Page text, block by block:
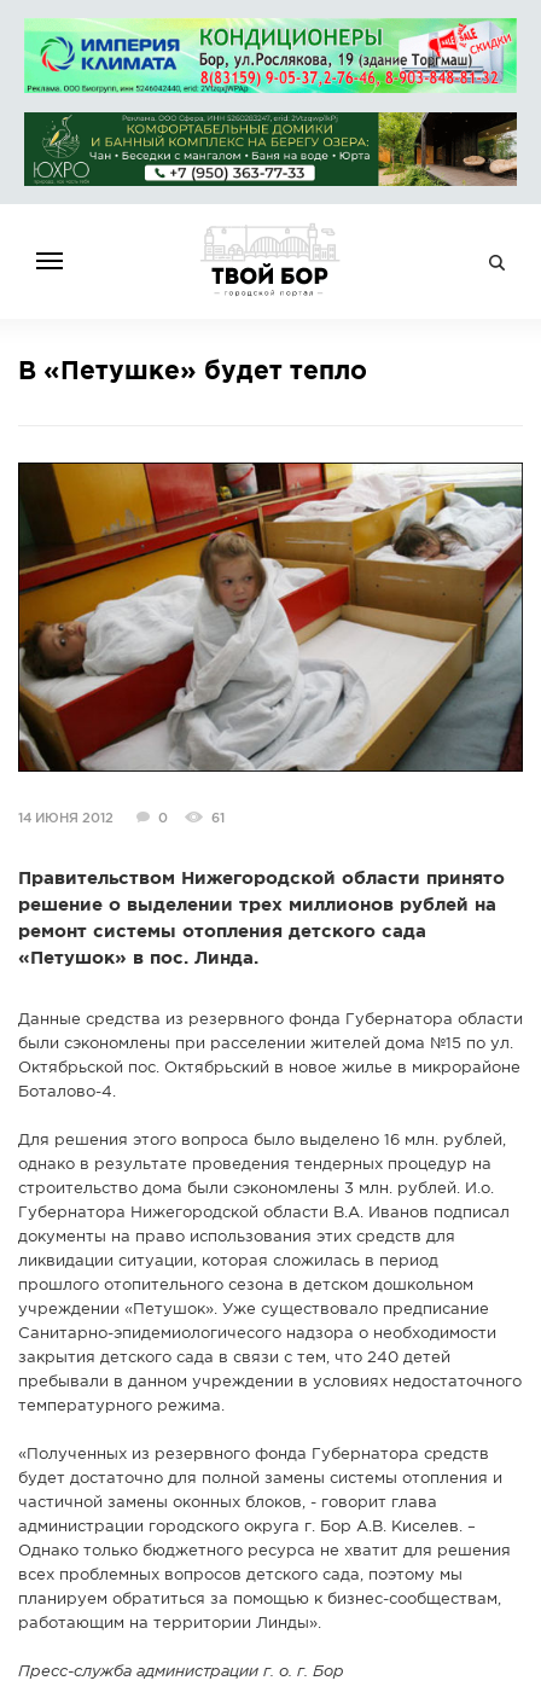
НОВОСТИ
РАБОТА
АФИША
СПРАВКА
КАМЕРЫ
КОНКУРСЫ
СТАТЬИ
ГОЛОСОВАНИЯ
ПРЕДЛОЖИТЬ НОВОСТЬ
В «Петушке» будет тепло
14 ИЮНЯ 2012 0 61
Правительством Нижегородской области принято
решение о выделении трех миллионов рублей на
ремонт системы отопления детского сада
«Петушок» в пос. Линда.
Данные средства из резервного фонда Губернатора области
были сэкономлены при расселении жителей дома №15 по ул.
Октябрьской пос. Октябрьский в новое жилье в микрорайоне
Боталово-4.
Для решения этого вопроса было выделено 16 млн. рублей,
однако в результате проведения тендерных процедур на
строительство дома были сэкономлены 3 млн. рублей. И.о.
Губернатора Нижегородской области В.А. Иванов подписал
документы на право использования этих средств для
ликвидации ситуации, которая сложилась в период
прошлого отопительного сезона в детском дошкольном
учреждении «Петушок». Уже существовало предписание
Санитарно-эпидемиологичесого надзора о необходимости
закрытия детского сада в связи с тем, что 240 детей
пребывали в данном учреждении в условиях недостаточного
температурного режима.
«Полученных из резервного фонда Губернатора средств
будет достаточно для полной замены системы отопления и
частичной замены оконных блоков, - говорит глава
администрации городского округа г. Бор А.В. Киселев. –
Однако только бюджетного ресурса не хватит для решения
всех проблемных вопросов детского сада, поэтому мы
планируем обратиться за помощью к бизнес-сообществам,
работающим на территории Линды».
Пресс-служба администрации г. о. г. Бор